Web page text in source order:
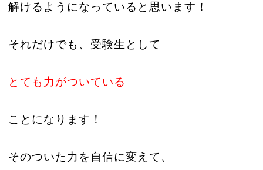
解けるようになっていると思います！
それだけでも、 受験生として
とても力がついている
ことになります！
そのついた力を自信に変えて、